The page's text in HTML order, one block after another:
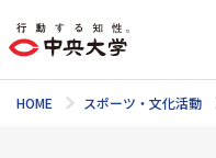
HOME スポーツ・文化活動